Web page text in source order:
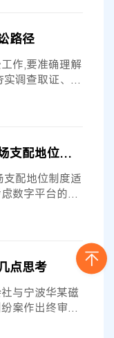
路径
作,要准确理解
调查取证、凝
数字平台市场领域禁止滥用市场支配地位制度适用问题研究
配地位制度适
数字平台的特
点思考
与宁波华某磁
案作出终审判